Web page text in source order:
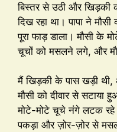
बिस्तर से उठी और खिड़की
दिख रहा था। पापा ने
पूरा फाड़ डाला। मौसी के
चूचों को मसलने लगे, और
मैं खिड़की के पास खड़ी थी,
मौसी को दीवार से
मोटे-मोटे चूचे नंगे लटक रहे
पकड़ा और ज़ोर-ज़ोर से